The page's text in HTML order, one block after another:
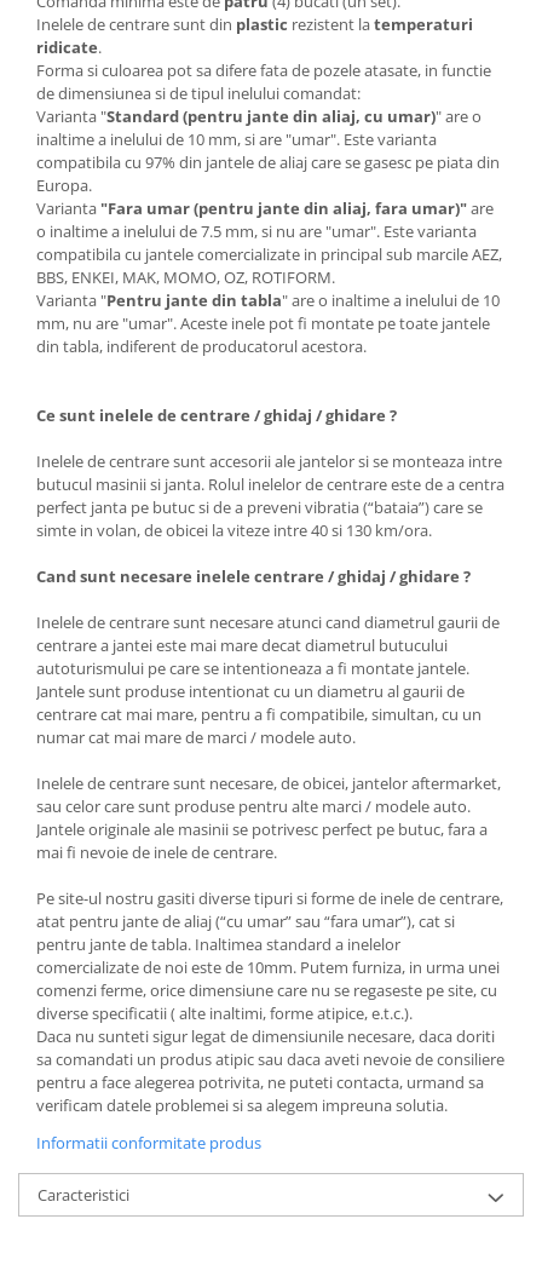
Inelele de centrare sunt din plastic rezistent latemperaturi
ridicate.
Forma si culoarea pot sa difere fata de pozele atasate, in functie
de dimensiunea si de tipul inelului comandat:
Varianta "Standard (pentru jante din aliaj, cu umar)" are o
inaltime a inelului de 10 mm, si are "umar". Este varianta
compatibila cu 97% din jantele de aliaj care se gasesc pe piata din
Europa.
Varianta "Fara umar (pentru jante din aliaj, fara umar)"are
o inaltime a inelului de 7.5 mm, si nu are "umar". Este varianta
compatibila cu jantele comercializate in principal sub marcile AEZ,
BBS, ENKEI, MAK, MOMO, OZ, ROTIFORM.
Varianta "Pentru jante din tabla" are o inaltime a inelului de 10
mm, nu are "umar". Aceste inele pot fi montate pe toate jantele
din tabla, indiferent de producatorul acestora.
Ce sunt inelele de centrare / ghidaj / ghidare ?
Inelele de centrare sunt accesorii ale jantelor si se monteaza intre
butucul masinii si janta. Rolul inelelor de centrare este de a centra
perfect janta pe butuc si de a preveni vibratia (“bataia”) care se
simte in volan, de obicei la viteze intre 40 si 130 km/ora.
Cand sunt necesare inelele centrare / ghidaj / ghidare ?
Inelele de centrare sunt necesare atunci cand diametrul gaurii de
centrare a jantei este mai mare decat diametrul butucului
autoturismului pe care se intentioneaza a fi montate jantele.
Jantele sunt produse intentionat cu un diametru al gaurii de
centrare cat mai mare, pentru a fi compatibile, simultan, cu un
numar cat mai mare de marci / modele auto.
Inelele de centrare sunt necesare, de obicei, jantelor aftermarket,
sau celor care sunt produse pentru alte marci / modele auto.
Jantele originale ale masinii se potrivesc perfect pe butuc, fara a
mai fi nevoie de inele de centrare.
Pe site-ul nostru gasiti diverse tipuri si forme de inele de centrare,
atat pentru jante de aliaj (“cu umar” sau “fara umar”), cat si
pentru jante de tabla. Inaltimea standard a inelelor
comercializate de noi este de 10mm. Putem furniza, in urma unei
comenzi ferme, orice dimensiune care nu se regaseste pe site, cu
diverse specificatii ( alte inaltimi, forme atipice, e.t.c.).
Daca nu sunteti sigur legat de dimensiunile necesare, daca doriti
sa comandati un produs atipic sau daca aveti nevoie de consiliere
pentru a face alegerea potrivita, ne puteti contacta, urmand sa
verificam datele problemei si sa alegem impreuna solutia.
Informatii conformitate produs
Caracteristici